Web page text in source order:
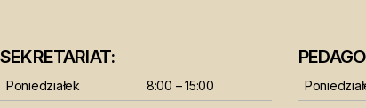
SEKRETARIAT:
Poniedziałek
8:00 – 15:00